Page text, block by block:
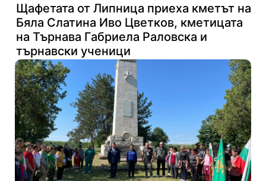
Щафетата от Липница приеха кметът на
Бяла Слатина Иво Цветков, кметицата
на Търнава Габриела Раловска и
търнавски ученици